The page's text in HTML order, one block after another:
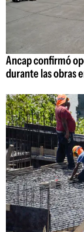
Ancap confirmó
durante las obras